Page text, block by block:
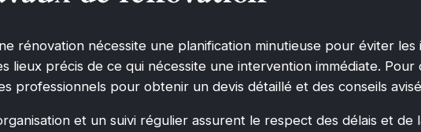
rénovation nécessite une planification minutieuse pour éviter
lieux précis de ce qui nécessite une intervention immédiate.
professionnels pour obtenir un devis détaillé et des conseils
et un suivi régulier assurent le respect des délais et de la